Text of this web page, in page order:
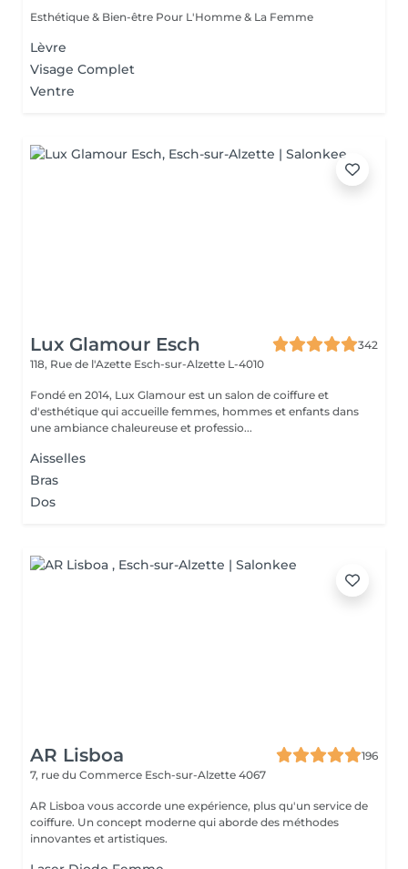
Esthétique & Bien-être Pour L'Homme & La Femme
Lèvre
Visage Complet
Ventre
Lux Glamour Esch
342
118, Rue de l'Azette Esch-sur-Alzette L-4010
Fondé en 2014, Lux Glamour est un salon de coiffure et
d'esthétique qui accueille femmes, hommes et enfants dans
une ambiance chaleureuse et professio...
Aisselles
Bras
Dos
AR Lisboa
196
7, rue du Commerce Esch-sur-Alzette 4067
AR Lisboa vous accorde une expérience, plus qu'un service de
coiffure. Un concept moderne qui aborde des méthodes
innovantes et artistiques.